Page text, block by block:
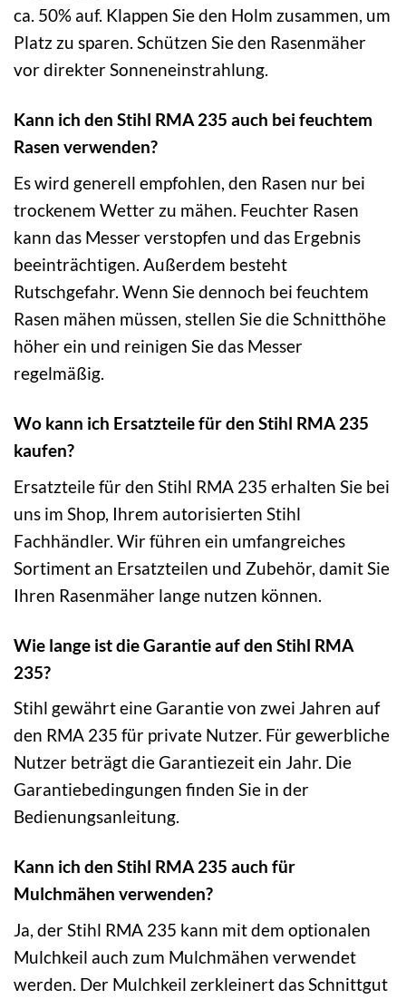
ca. 50% auf. Klappen Sie den Holm zusammen, um
Platz zu sparen. Schützen Sie den Rasenmäher
vor direkter Sonneneinstrahlung.
Kann ich den Stihl RMA 235 auch bei feuchtem
Rasen verwenden?
Es wird generell empfohlen, den Rasen nur bei
trockenem Wetter zu mähen. Feuchter Rasen
kann das Messer verstopfen und das Ergebnis
beeinträchtigen. Außerdem besteht
Rutschgefahr. Wenn Sie dennoch bei feuchtem
Rasen mähen müssen, stellen Sie die Schnitthöhe
höher ein und reinigen Sie das Messer
regelmäßig.
Wo kann ich Ersatzteile für den Stihl RMA 235
kaufen?
Ersatzteile für den Stihl RMA 235 erhalten Sie bei
uns im Shop, Ihrem autorisierten Stihl
Fachhändler. Wir führen ein umfangreiches
Sortiment an Ersatzteilen und Zubehör, damit Sie
Ihren Rasenmäher lange nutzen können.
Wie lange ist die Garantie auf den Stihl RMA
235?
Stihl gewährt eine Garantie von zwei Jahren auf
den RMA 235 für private Nutzer. Für gewerbliche
Nutzer beträgt die Garantiezeit ein Jahr. Die
Garantiebedingungen finden Sie in der
Bedienungsanleitung.
Kann ich den Stihl RMA 235 auch für
Mulchmähen verwenden?
Ja, der Stihl RMA 235 kann mit dem optionalen
Mulchkeil auch zum Mulchmähen verwendet
werden. Der Mulchkeil zerkleinert das Schnittgut